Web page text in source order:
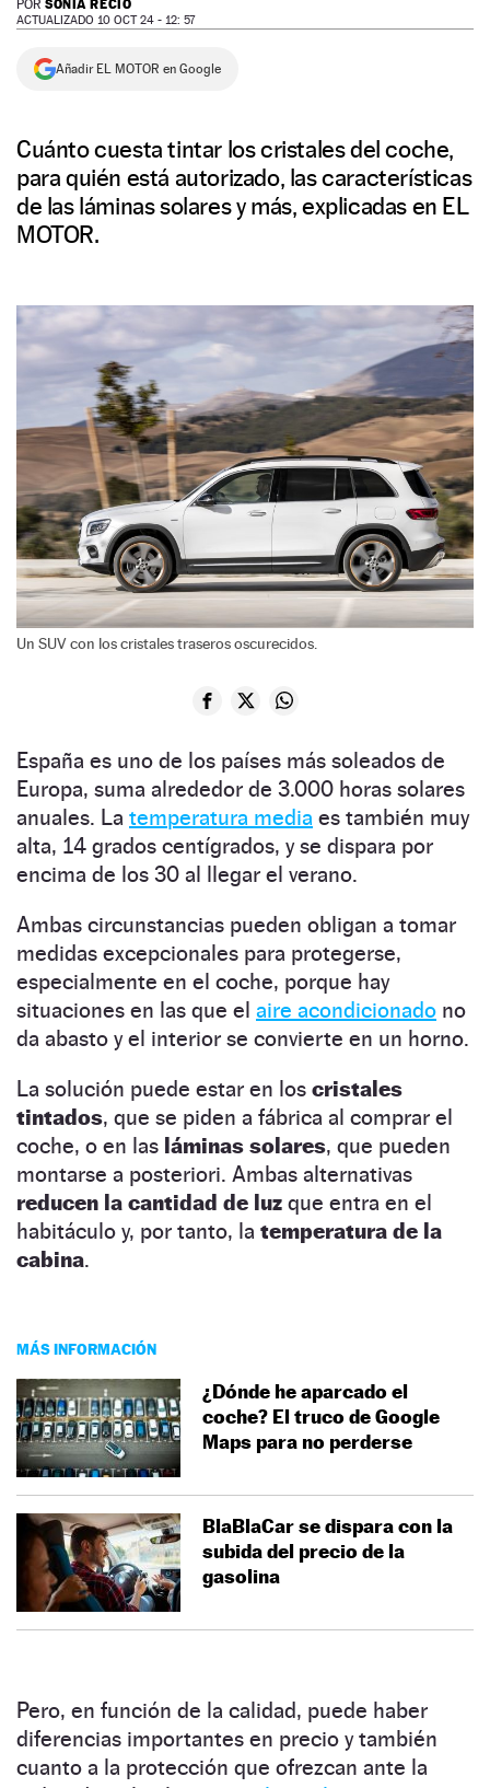
NEWSLETTER
POR SONIA RECIO
ACTUALIZADO 10 OCT 24 - 12: 57
Añadir EL MOTOR en Google
Cuánto cuesta tintar los cristales del coche,
para quién está autorizado, las características
de las láminas solares y más, explicadas en EL
MOTOR.
Un SUV con los cristales traseros oscurecidos.
España es uno de los países más soleados de
Europa, suma alrededor de 3.000 horas solares
anuales. La temperatura media es también muy
alta, 14 grados centígrados, y se dispara por
encima de los 30 al llegar el verano.
Ambas circunstancias pueden obligan a tomar
medidas excepcionales para protegerse,
especialmente en el coche, porque hay
situaciones en las que el aire acondicionado no
da abasto y el interior se convierte en un horno.
La solución puede estar en los cristales
tintados, que se piden a fábrica al comprar el
coche, o en las láminas solares, que pueden
montarse a posteriori. Ambas alternativas
reducen la cantidad de luz que entra en el
habitáculo y, por tanto, la temperatura de la
cabina.
MÁS INFORMACIÓN
¿Dónde he aparcado el
coche? El truco de Google
Maps para no perderse
BlaBlaCar se dispara con la
subida del precio de la
gasolina
Pero, en función de la calidad, puede haber
diferencias importantes en precio y también
cuanto a la protección que ofrezcan ante la